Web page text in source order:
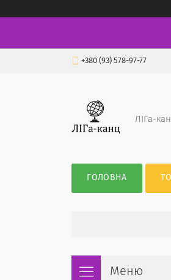
+380 (93) 578-97-77
ЛІГа-
ГОЛОВНА